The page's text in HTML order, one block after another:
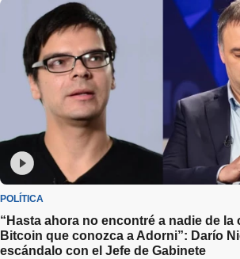
POLÍTICA
“Hasta ahora no encontré a nadie de la
Bitcoin que conozca a Adorni”: Darío
escándalo con el Jefe de Gabinete